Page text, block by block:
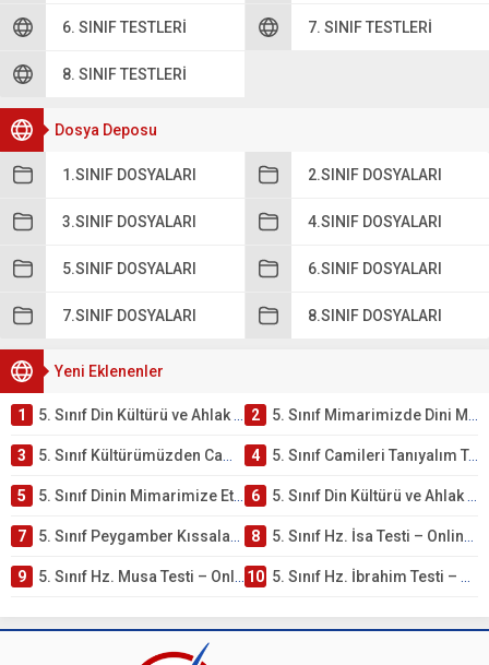
6. SINIF TESTLERI 7. SINIF TESTLERI
8. SINIF TESTLERI
Dosya Deposu
1.SINIF DOSYALARI 2.SINIF DOSYALARI
3.SINIF DOSYALARI 4.SINIF DOSYALARI
5.SINIF DOSYALARI 6.SINIF DOSYALARI
7.SINIF DOSYALARI 8.SINIF DOSYALARI
Yeni Eklenenler
1 5. Sınıf Din Kültürü ve Ahlak Bilgisi 4. Ünite: Mimarimizde Dini Motifler Çalışmaları 2 5. Sınıf Mimarimizde Dini Motifler Ünite Testi – Online Çöz
3 5. Sınıf Kültürümüzden Cami Örnekleri Testi – Online Çöz 4 5. Sınıf Camileri Tanıyalım Testi – Online Çöz
5 5. Sınıf Dinin Mimarimize Etkisi Testi – Online Çöz 6 5. Sınıf Din Kültürü ve Ahlak Bilgisi 4. Ünite: Peygamber Kıssaları Çalışmaları
7 5. Sınıf Peygamber Kıssaları Ünite Testi – Online Çöz 8 5. Sınıf Hz. İsa Testi – Online Çöz
9 5. Sınıf Hz. Musa Testi – Online Çöz 10 5. Sınıf Hz. İbrahim Testi – Online Çöz